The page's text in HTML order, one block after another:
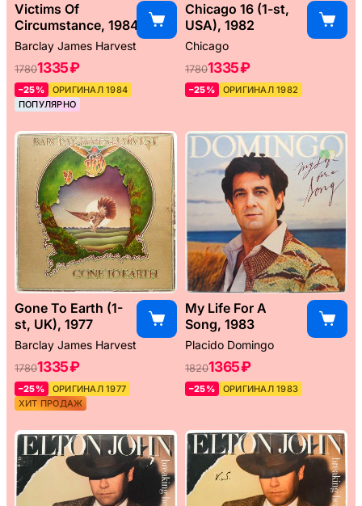
Victims Of
Circumstance, 1984
Barclay James Harvest
17801335 ₽
–25%
ОРИГИНАЛ 1984
ПОПУЛЯРНО
Chicago 16 (1-st,
USA), 1982
Chicago
17801335 ₽
–25% ОРИГИНАЛ 1982
Gone To Earth (1-
st, UK), 1977
Barclay James Harvest
17801335 ₽
–25%
ОРИГИНАЛ 1977
ХИТ ПРОДАЖ
My Life For A
Song, 1983
Placido Domingo
18201365 ₽
–25% ОРИГИНАЛ 1983